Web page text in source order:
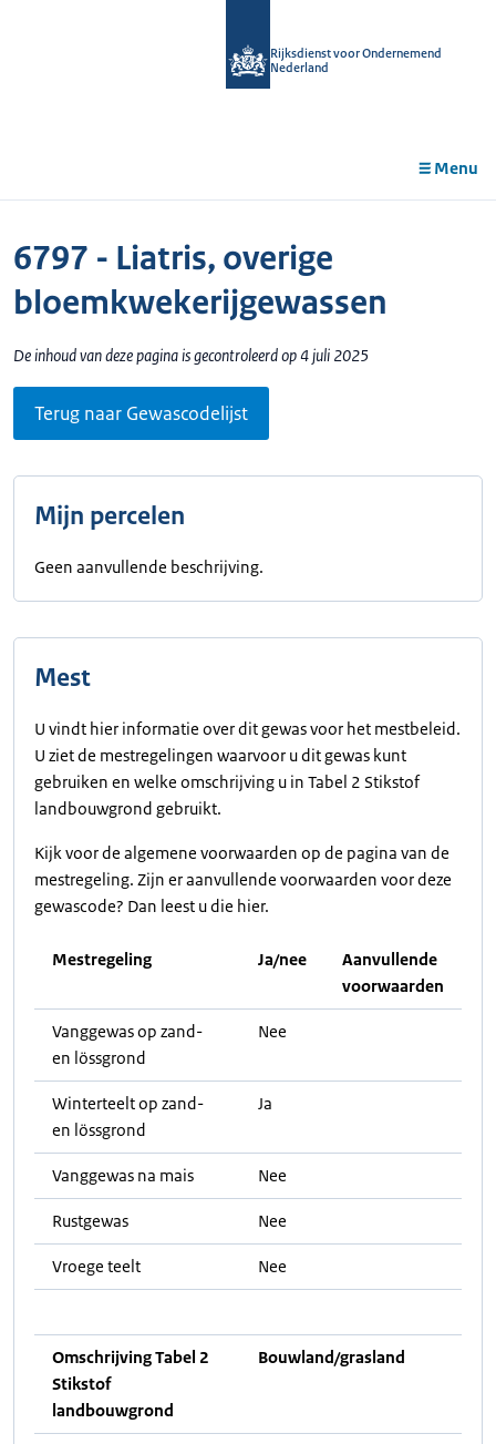
Rijksdienst voor Ondernemend
Nederland
Menu
6797 - Liatris, overige
bloemkwekerijgewassen
De inhoud van deze pagina is gecontroleerd op 4 juli 2025
Terug naar Gewascodelijst
Mijn percelen
Geen aanvullende beschrijving.
Mest
U vindt hier informatie over dit gewas voor het mestbeleid.
U ziet de mestregelingen waarvoor u dit gewas kunt
gebruiken en welke omschrijving u in Tabel 2 Stikstof
landbouwgrond gebruikt.
Kijk voor de algemene voorwaarden op de pagina van de
mestregeling. Zijn er aanvullende voorwaarden voor deze
gewascode? Dan leest u die hier.
Mestregeling Ja/nee
Aanvullende
voorwaarden
Vanggewas op zand-
en lössgrond
Nee
Winterteelt op zand-
en lössgrond
Ja
Vanggewas na mais Nee
Rustgewas Nee
Vroege teelt Nee
Omschrijving Tabel 2
Stikstof
landbouwgrond
Bouwland/grasland